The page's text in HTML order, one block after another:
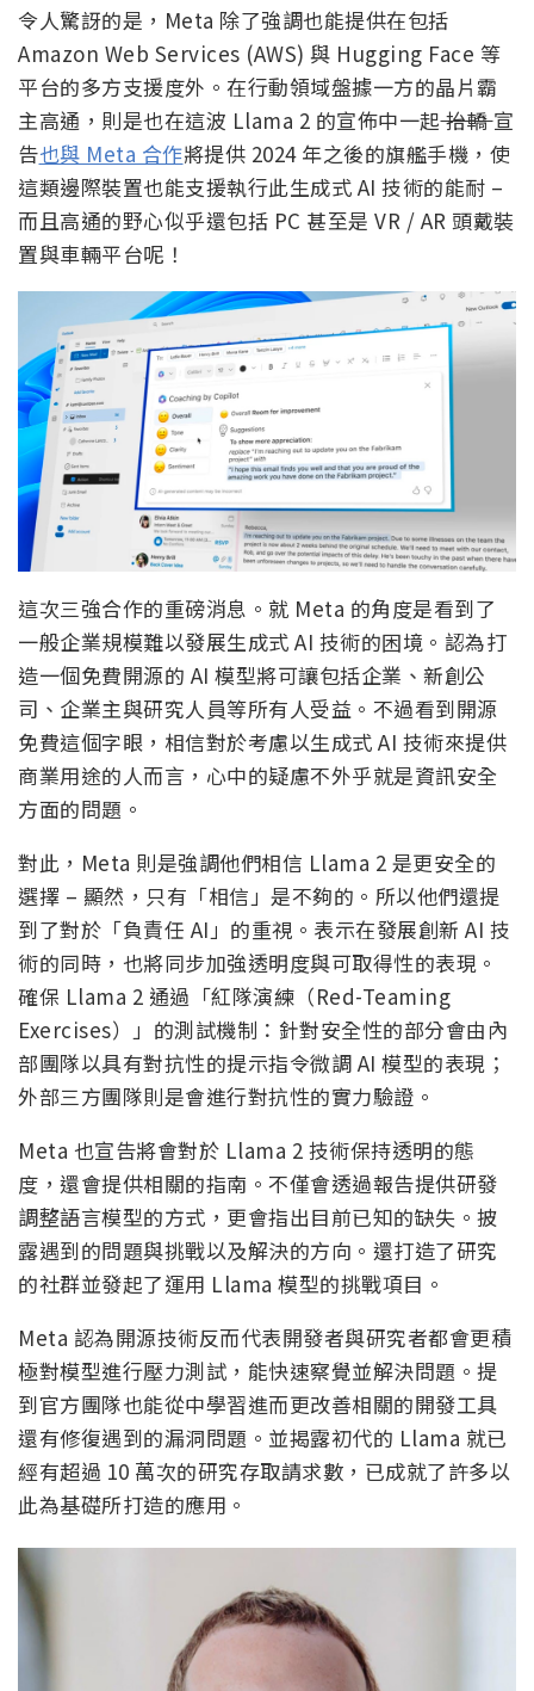
令人驚訝的是，Meta 除了強調也能提供在包括
Amazon Web Services (AWS) 與 Hugging Face 等
平台的多方支援度外。在行動領域盤據一方的晶片霸
主高通，則是也在這波 Llama 2 的宣佈中一起抬轎宣
告也與 Meta 合作將提供 2024 年之後的旗艦手機，使
這類邊際裝置也能支援執行此生成式 AI 技術的能耐 –
而且高通的野心似乎還包括 PC 甚至是 VR / AR 頭戴裝
置與車輛平台呢！
這次三強合作的重磅消息。就 Meta 的角度是看到了
一般企業規模難以發展生成式 AI 技術的困境。認為打
造一個免費開源的 AI 模型將可讓包括企業、新創公
司、企業主與研究人員等所有人受益。不過看到開源
免費這個字眼，相信對於考慮以生成式 AI 技術來提供
商業用途的人而言，心中的疑慮不外乎就是資訊安全
方面的問題。
對此，Meta 則是強調他們相信 Llama 2 是更安全的
選擇 – 顯然，只有「相信」是不夠的。所以他們還提
到了對於「負責任 AI」的重視。表示在發展創新 AI 技
術的同時，也將同步加強透明度與可取得性的表現。
確保 Llama 2 通過「紅隊演練（Red-Teaming
Exercises）」的測試機制：針對安全性的部分會由內
部團隊以具有對抗性的提示指令微調 AI 模型的表現；
外部三方團隊則是會進行對抗性的實力驗證。
Meta 也宣告將會對於 Llama 2 技術保持透明的態
度，還會提供相關的指南。不僅會透過報告提供研發
調整語言模型的方式，更會指出目前已知的缺失。披
露遇到的問題與挑戰以及解決的方向。還打造了研究
的社群並發起了運用 Llama 模型的挑戰項目。
Meta 認為開源技術反而代表開發者與研究者都會更積
極對模型進行壓力測試，能快速察覺並解決問題。提
到官方團隊也能從中學習進而更改善相關的開發工具
還有修復遇到的漏洞問題。並揭露初代的 Llama 就已
經有超過 10 萬次的研究存取請求數，已成就了許多以
此為基礎所打造的應用。